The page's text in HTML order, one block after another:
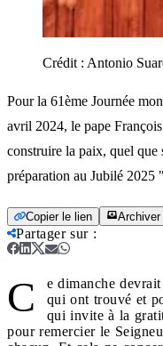
Crédit : Antonio
Pour la 61ème Journée
avril 2024, le pape François
construire la paix, quel que
préparation au Jubilé 2025
Copier le lien
Partager sur:
C
e dimanche
qui ont trouvé et
qui invite à la
pour remercier le